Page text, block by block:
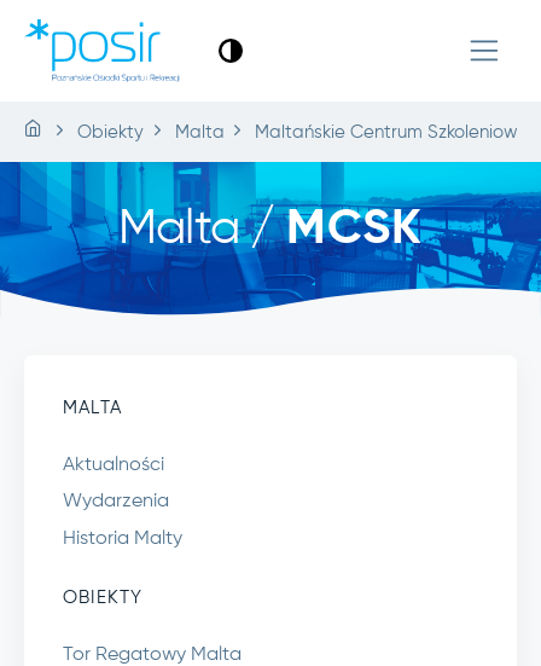
Obiekty Malta Maltańskie Centrum
Malta /MCSK
MALTA
Aktualności
Wydarzenia
Historia Malty
OBIEKTY
Tor Regatowy Malta